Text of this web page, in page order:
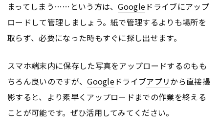
まってしまう……という方は、Googleドライブにアップ
ロードして管理しましょう。紙で管理するよりも場所を
取らず、必要になった時もすぐに探し出せます。
スマホ端末内に保存した写真をアップロードするのもも
ちろん良いのですが、Googleドライブアプリから直接撮
影すると、より素早くアップロードまでの作業を終える
ことが可能です。ぜひ活用してみてください。